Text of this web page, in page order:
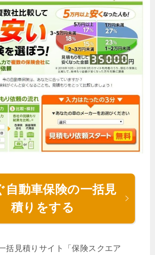
自動車保険の一括見
積りをする
括見積りサイト「保険スクエア